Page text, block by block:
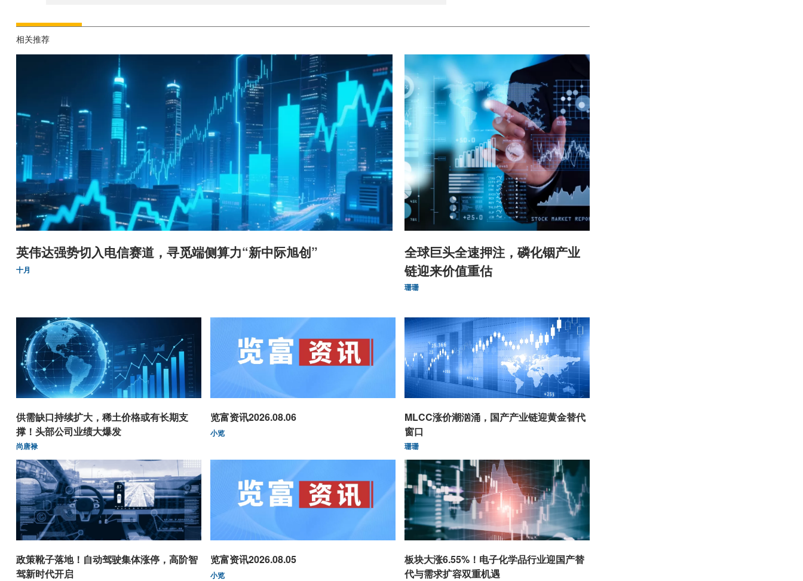
相关推荐
英伟达强势切入电信赛道，寻觅端侧算力“新中际旭创”
十月
全球巨头全速押注，磷化铟产业
链迎来价值重估
珊珊
供需缺口持续扩大，稀土价格或有长期支
撑！头部公司业绩大爆发
尚唐禄
览富资讯2026.08.06
小览
MLCC涨价潮汹涌，国产产业链迎黄金替代
窗口
珊珊
政策靴子落地！自动驾驶集体涨停，高阶智
驾新时代开启
览富资讯2026.08.05
小览
板块大涨6.55%！电子化学品行业迎国产替
代与需求扩容双重机遇